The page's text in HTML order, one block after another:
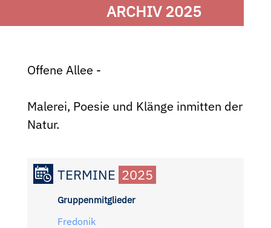
ARCHIV 2025
Offene Allee -
Malerei, Poesie und Klänge inmitten der
Natur.
TERMINE 2025
Gruppenmitglieder
Fredonik